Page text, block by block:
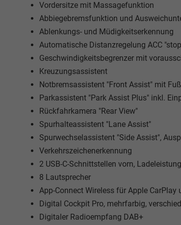
Vordersitze mit Massagefunktion
Abbiegebremsfunktion und
Ablenkungs- und Müdigkeitserkennung
Automatische Distanzregelung ACC
Geschwindigkeitsbegrenzer mit
Kreuzungsassistent
Notbremsassistent "Front Assist" mit
Parkassistent "Park Assist Plus" inkl.
Rückfahrkamera "Rear View"
Spurhalteassistent "Lane Assist"
Spurwechselassistent "Side Assist",
Verkehrszeichenerkennung
2 USB-C-Schnittstellen vorn,
8 Lautsprecher
App-Connect Wireless für Apple CarPlay
Digital Cockpit Pro, mehrfarbig,
Digitaler Radioempfang DAB+